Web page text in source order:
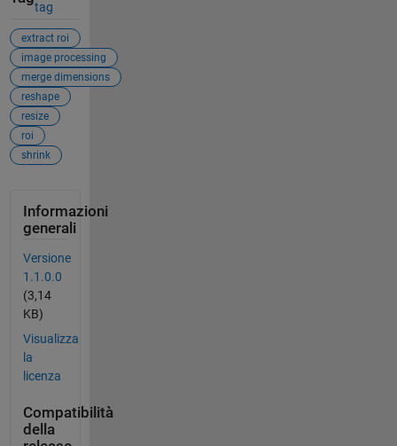
tag
extract roi
image processing
merge dimensions
reshape
resize
roi
shrink
Informazioni
generali
Versione
1.1.0.0
(3,14
KB)
Visualizza
la
licenza
Compatibilità
della